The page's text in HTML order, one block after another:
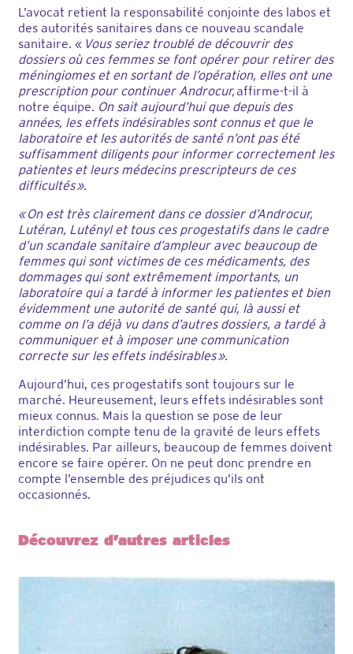
L’avocat retient la responsabilité conjointe des labos et
des autorités sanitaires dans ce nouveau scandale
sanitaire. « Vous seriez troublé de découvrir des
dossiers où ces femmes se font opérer pour retirer des
méningiomes et en sortant de l’opération, elles ont une
prescription pour continuer Androcur,affirme-t-il à
notre équipe. On sait aujourd’hui que depuis des
années, les effets indésirables sont connus et que le
laboratoire et les autorités de santé n’ont pas été
suffisamment diligents pour informer correctement les
patientes et leurs médecins prescripteurs de ces
difficultés ».
« On est très clairement dans ce dossier d’Androcur,
Lutéran, Lutényl et tous ces progestatifs dans le cadre
d’un scandale sanitaire d’ampleur avec beaucoup de
femmes qui sont victimes de ces médicaments, des
dommages qui sont extrêmement importants, un
laboratoire qui a tardé à informer les patientes et bien
évidemment une autorité de santé qui, là aussi et
comme on l’a déjà vu dans d’autres dossiers, a tardé à
communiquer et à imposer une communication
correcte sur les effets indésirables ».
Aujourd’hui, ces progestatifs sont toujours sur le
marché. Heureusement, leurs effets indésirables sont
mieux connus. Mais la question se pose de leur
interdiction compte tenu de la gravité de leurs effets
indésirables. Par ailleurs, beaucoup de femmes doivent
encore se faire opérer. On ne peut donc prendre en
compte l’ensemble des préjudices qu’ils ont
occasionnés.
Découvrez d’autres articles